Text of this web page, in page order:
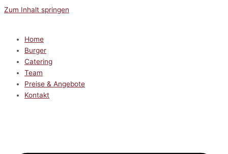
Zum Inhalt springen
Home
Burger
Catering
Team
Preise & Angebote
Kontakt